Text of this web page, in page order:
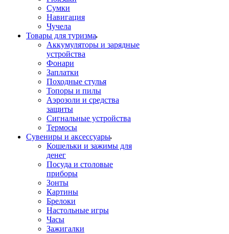
Сумки
Навигация
Чучела
Товары для туризма
Аккумуляторы и зарядные
устройства
Фонари
Заплатки
Походные стулья
Топоры и пилы
Аэрозоли и средства
защиты
Сигнальные устройства
Термосы
Сувениры и аксессуары
Кошельки и зажимы для
денег
Посуда и столовые
приборы
Зонты
Картины
Брелоки
Настольные игры
Часы
Зажигалки